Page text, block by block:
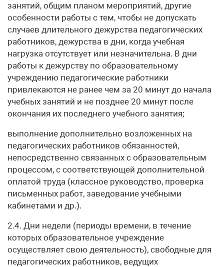
занятий, общим планом мероприятий, другие
особенности работы с тем, чтобы не допускать
случаев длительного дежурства педагогических
работников, дежурства в дни, когда учебная
нагрузка отсутствует или незначительна. В дни
работы к дежурству по образовательному
учреждению педагогические работники
привлекаются не ранее чем за 20 минут до начала
учебных занятий и не позднее 20 минут после
окончания их последнего учебного занятия;
выполнение дополнительно возложенных на
педагогических работников обязанностей,
непосредственно связанных с образовательным
процессом, с соответствующей дополнительной
оплатой труда (классное руководство, проверка
письменных работ, заведование учебными
кабинетами и др.).
2.4. Дни недели (периоды времени, в течение
которых образовательное учреждение
осуществляет свою деятельность), свободные для
педагогических работников, ведущих